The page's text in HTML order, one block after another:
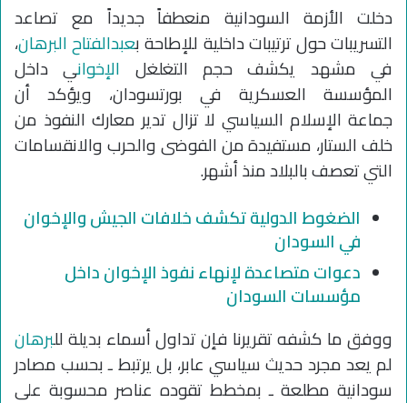
دخلت الأزمة السودانية منعطفاً جديداً مع تصاعد
التسريبات حول ترتيبات داخلية للإطاحة بعبدالفتاح البرهان،
في مشهد يكشف حجم التغلغل الإخواني داخل
المؤسسة العسكرية في بورتسودان، ويؤكد أن
جماعة الإسلام السياسي لا تزال تدير معارك النفوذ من
خلف الستار، مستفيدة من الفوضى والحرب والانقسامات
التي تعصف بالبلاد منذ أشهر.
الضغوط الدولية تكشف خلافات الجيش والإخوان
في السودان
دعوات متصاعدة لإنهاء نفوذ الإخوان داخل
مؤسسات السودان
ووفق ما كشفه تقريرنا فإن تداول أسماء بديلة للبرهان
لم يعد مجرد حديث سياسي عابر، بل يرتبط ـ بحسب مصادر
سودانية مطلعة ـ بمخطط تقوده عناصر محسوبة على